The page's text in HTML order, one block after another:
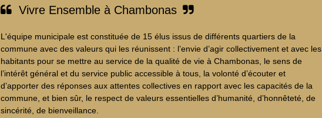
Vivre Ensemble à Chambonas
L'équipe municipale est constituée de 15 élus issus de différents quartiers de la
commune avec des valeurs qui les réunissent : l’envie d’agir collectivement et avec les
habitants pour se mettre au service de la qualité de vie à Chambonas, le sens de
l’intérêt général et du service public accessible à tous, la volonté d’écouter et
d’apporter des réponses aux attentes collectives en rapport avec les capacités de la
commune, et bien sûr, le respect de valeurs essentielles d’humanité, d’honnêteté, de
sincérité, de bienveillance.